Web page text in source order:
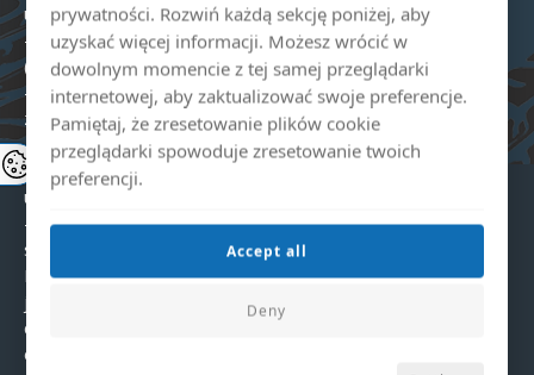
Przewodnik tatrzański
Sylwia Solarczyk
kom :+48 606 529 782
sylwia@witowextreme.pl
użytkowników (Google Analytics),
- prowadzenie działań reklamowych, w tym remarketingu
(Google Ads),
- zapamiętywanie preferencji użytkownika (np. język,
zgody). Rodzaje stosowanych cookies:
- Niezbędne – umożliwiające podstawowe funkcje strony.
- Analityczne – pomagają nam zrozumieć, w jaki sposób
użytkownicy korzystają ze strony.
- Marketingowe – wykorzystywane do wyświetlania
spersonalizowanych reklam. Zgoda na pliki cookies
Podczas pierwszej wizyty na naszej stronie wyświetlany
jest baner z prośbą o zgodę na wykorzystanie plików
cookies. Możesz zaakceptować wszystkie cookies,
odrzucić je (poza niezbędnymi) lub dostosować ustawienia
prywatności. Rozwiń każdą sekcję poniżej, aby
uzyskać więcej informacji. Możesz wrócić w
dowolnym momencie z tej samej przeglądarki
internetowej, aby zaktualizować swoje preferencje.
Pamiętaj, że zresetowanie plików cookie
przeglądarki spowoduje zresetowanie twoich
preferencji.
Deny
Accept all